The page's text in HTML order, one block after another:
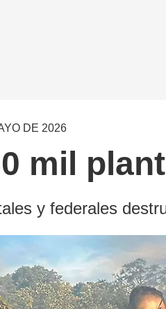
DE 2026
mil
y federales